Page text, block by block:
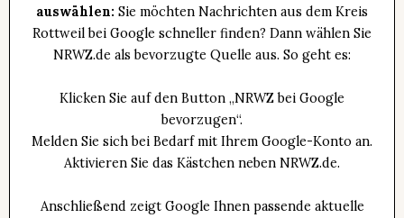
auswählen: Sie möchten Nachrichten aus dem Kreis
Rottweil bei Google schneller finden? Dann wählen Sie
NRWZ.de als bevorzugte Quelle aus. So geht es:
Klicken Sie auf den Button „NRWZ bei Google
bevorzugen“.
Melden Sie sich bei Bedarf mit Ihrem Google-Konto an.
Aktivieren Sie das Kästchen neben NRWZ.de.
Anschließend zeigt Google Ihnen passende aktuelle